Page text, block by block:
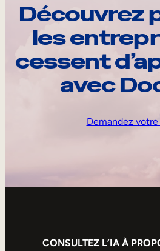
Découvrez
les
cessent
avec
Demandez
CONSULTEZ L’IA À